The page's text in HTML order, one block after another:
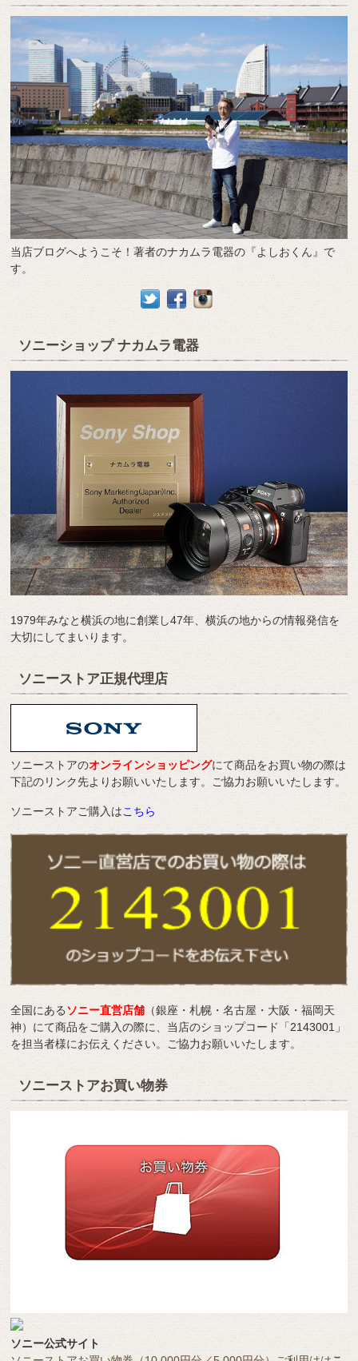
当店ブログへようこそ！著者のナカムラ電器の『よしおくん』で
す。
ソニーショップ ナカムラ電器
1979年みなと横浜の地に創業し47年、横浜の地からの情報発信を
大切にしてまいります。
ソニーストア正規代理店
ソニーストアのオンラインショッピングにて商品をお買い物の際は
下記のリンク先よりお願いいたします。ご協力お願いいたします。
ソニーストアご購入はこちら
全国にあるソニー直営店舗 （銀座・札幌・名古屋・大阪・福岡天
神）にて商品をご購入の際に、当店のショップコード「2143001」
を担当者様にお伝えください。ご協力お願いいたします。
ソニーストアお買い物券
ソニー公式サイト